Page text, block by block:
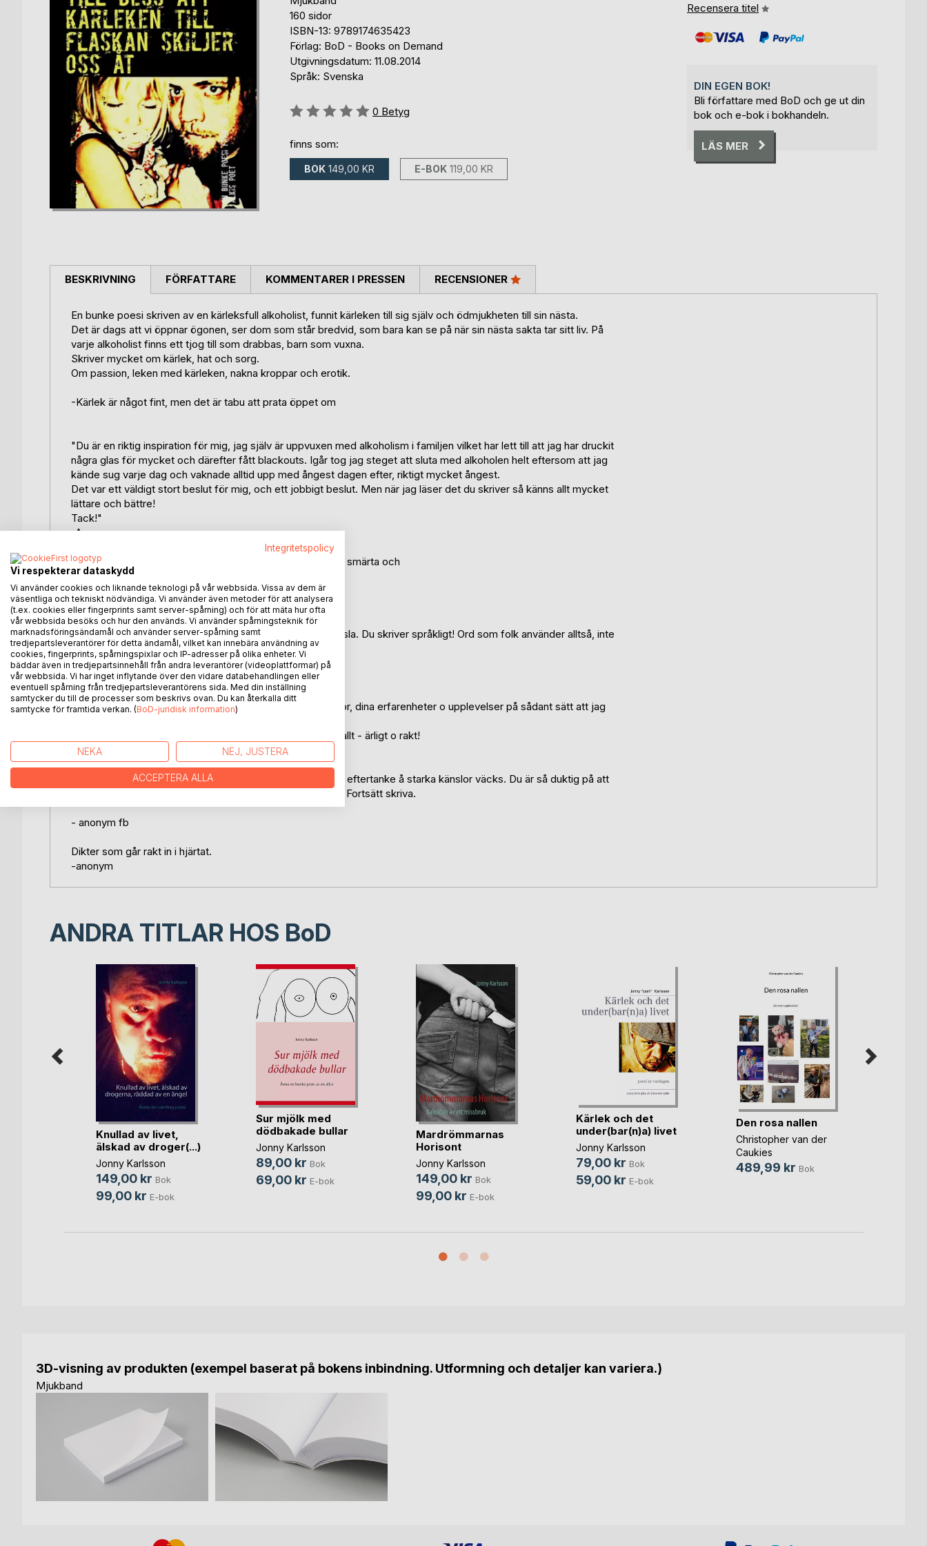
160 sidor
ISBN-13: 9789174635423
Förlag: BoD - Books on Demand
Utgivningsdatum: 11.08.2014
Språk: Svenska
Betyg::
0 Betyg
finns som:
BOK 149,00 KR E-BOK 119,00 KR
Recensera titel
DIN EGEN BOK!
Bli författare med BoD och ge ut din
bok och e-bok i bokhandeln.
LÄS MER
BESKRIVNING
En bunke poesi skriven av en kärleksfull alkoholist, funnit kärleken till sig själv och ödmjukheten till sin nästa.
Det är dags att vi öppnar ögonen, ser dom som står bredvid, som bara kan se på när sin nästa sakta tar sitt liv. På
varje alkoholist finns ett tjog till som drabbas, barn som vuxna.
Skriver mycket om kärlek, hat och sorg.
Om passion, leken med kärleken, nakna kroppar och erotik.
-Kärlek är något fint, men det är tabu att prata öppet om
"Du är en riktig inspiration för mig, jag själv är uppvuxen med alkoholism i familjen vilket har lett till att jag har druckit
några glas för mycket och därefter fått blackouts. Igår tog jag steget att sluta med alkoholen helt eftersom att jag
kände sug varje dag och vaknade alltid upp med ångest dagen efter, riktigt mycket ångest.
Det var ett väldigt stort beslut för mig, och ett jobbigt beslut. Men när jag läser det du skriver så känns allt mycket
lättare och bättre!
Tack!"
-Anonym
Dikter som träffar en rakt i hjärtat! Som får en att le, känna smärta och
ilska men även den underbara känslan av kärlek och åtrå.
-Anonym fb
"Du är väldigt duktig på att med enkla ord beskriva en känsla. Du skriver språkligt! Ord som folk använder alltså, inte
massa krångliga ord osv."
-Fb anv
Du förmedlar din smärta, din kamp, din längtan, dina känslor, dina erfarenheter o upplevelser på sådant sätt att jag
Väldigt starkt, utlämnande, öppet, känsloladdat o framför allt - ärligt o rakt!
-Anonym
Jag läser allt du skriver här. Dina ord går in i hjärtat. Mycke eftertanke å starka känslor väcks. Du är så duktig på att
skriva å att sätta känsla bakom orden. Ärligt å känslosamt. Fortsätt skriva.
- anonym fb
Dikter som går rakt in i hjärtat.
-anonym
FÖRFATTARE KOMMENTARER I PRESSEN RECENSIONER
ANDRA TITLAR HOS BoD
Knullad av livet,
älskad av droger(...)
Jonny Karlsson
149,00 kr Bok
99,00 kr E-bok
Sur mjölk med
dödbakade bullar
Jonny Karlsson
89,00 kr Bok
69,00 kr E-bok
Mardrömmarnas
Horisont
Jonny Karlsson
149,00 kr Bok
99,00 kr E-bok
Kärlek och det
under(bar(n)a) livet
Jonny Karlsson
79,00 kr Bok
59,00 kr E-bok
Den rosa nallen
Christopher van der
Caukies
489,99 kr Bok
3D-visning av produkten (exempel baserat på bokens inbindning. Utformning och detaljer kan variera.)
Mjukband
Integritetspolicy
Vi respekterar dataskydd
Vi använder cookies och liknande teknologi på vår webbsida. Vissa av dem är
väsentliga och tekniskt nödvändiga. Vi använder även metoder för att analysera
(t.ex. cookies eller fingerprints samt server-spårning) och för att mäta hur ofta
vår webbsida besöks och hur den används. Vi använder spårningsteknik för
marknadsföringsändamål och använder server-spårning samt
tredjepartsleverantörer för detta ändamål, vilket kan innebära användning av
cookies, fingerprints, spårningspixlar och IP-adresser på olika enheter. Vi
bäddar även in tredjepartsinnehåll från andra leverantörer (videoplattformar) på
vår webbsida. Vi har inget inflytande över den vidare databehandlingen eller
eventuell spårning från tredjepartsleverantörens sida. Med din inställning
samtycker du till de processer som beskrivs ovan. Du kan återkalla ditt
samtycke för framtida verkan. (BoD-juridisk information)
NEKA NEJ, JUSTERA
ACCEPTERA ALLA